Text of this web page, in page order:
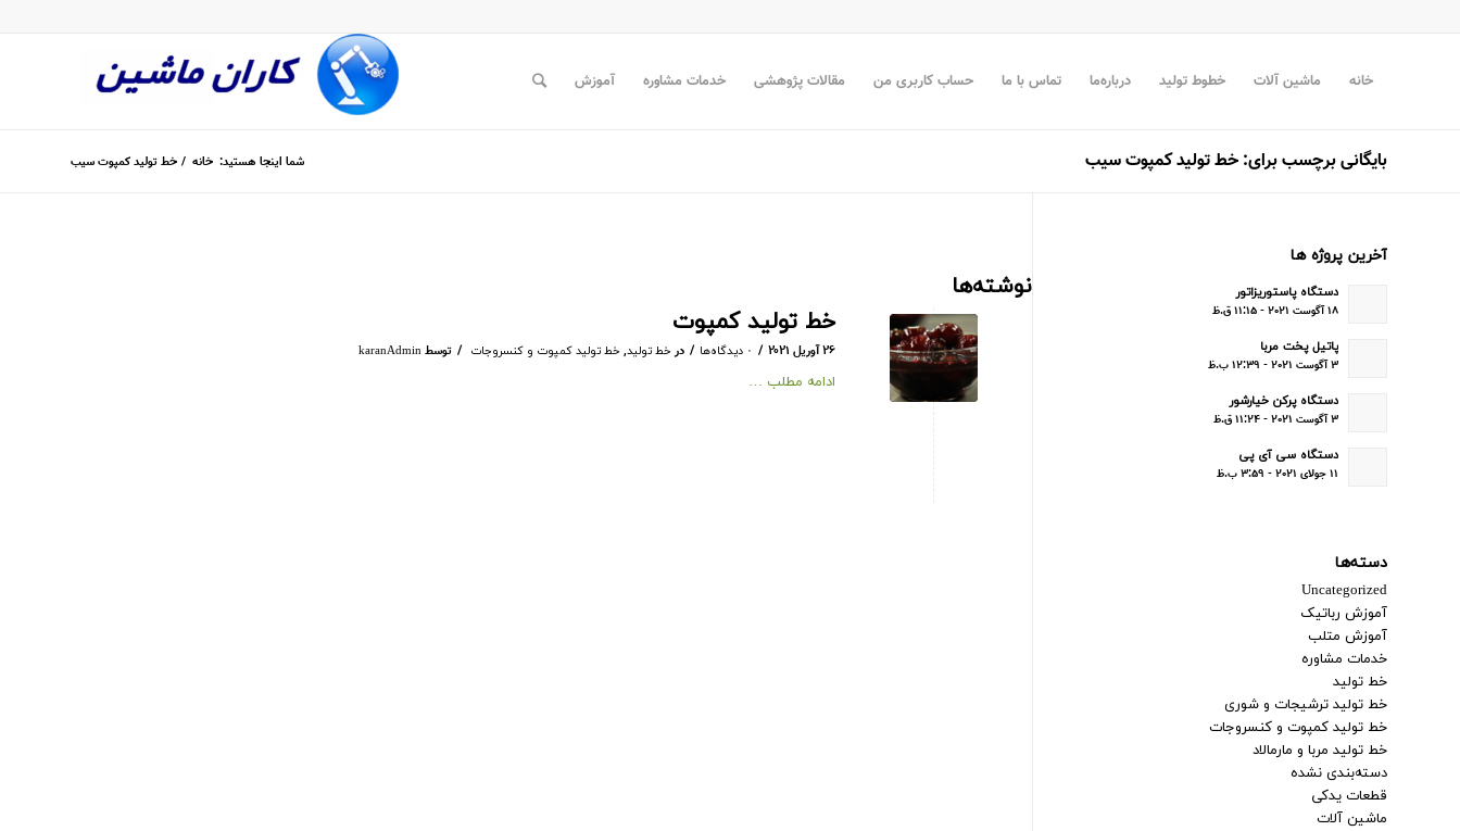
خانه ماشین آلات خطوط تولید درباره‌ما تماس با ما حساب کاربری من مقالات پژوهشی خدمات مشاوره آموزش
بایگانی برچسب برای: خط تولید کمپوت سیب شما اینجا هستید: خانه / خط تولید کمپوت سیب
نوشته‌ها
خط تولید کمپوت
۲۶ آوریل ۲۰۲۱ / ۰ دیدگاه‌ها / در خط تولید, خط تولید کمپوت و کنسروجات / توسط karanAdmin
ادامه مطلب …
آخرین پروژه ها
دستگاه پاستوریزاتور
۱۸ آگوست ۲۰۲۱ - ۱۱:۱۵ ق.ظ
پاتیل پخت مربا
۳ آگوست ۲۰۲۱ - ۱۲:۳۹ ب.ظ
دستگاه پرکن خیارشور
۳ آگوست ۲۰۲۱ - ۱۱:۲۴ ق.ظ
دستگاه سی آی پی
۱۱ جولای ۲۰۲۱ - ۳:۵۹ ب.ظ
دسته‌ها
Uncategorized
آموزش رباتیک
آموزش متلب
خدمات مشاوره
خط تولید
خط تولید ترشیجات و شوری
خط تولید کمپوت و کنسروجات
خط تولید مربا و مارمالاد
دسته‌بندی نشده
قطعات یدکی
ماشین آلات